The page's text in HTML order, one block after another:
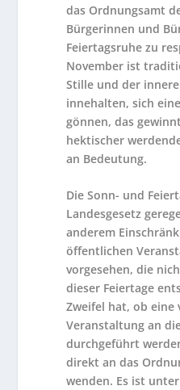
das Ordnungsamt
Bürgerinnen und
Feiertagsruhe zu
November ist
Stille und der
innehalten, sich
gönnen, das
hektischer
an Bedeutung.
Die Sonn- und
Landesgesetz
anderem
öffentlichen
vorgesehen, die
dieser Feiertage
Zweifel hat, ob eine
Veranstaltung an
durchgeführt
direkt an das
wenden. Es ist